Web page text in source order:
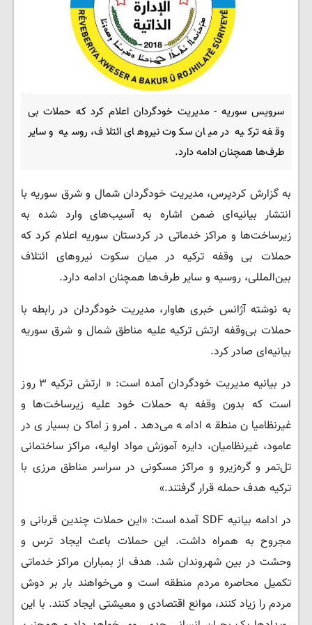
سرویس سوریه - مدیریت خودگردان اعلام کرد که حملات بی
وقفه ترکیه در میان سکوت نیروهای ائتلاف، روسیه و سایر
طرف‌ها همچنان ادامه دارد.
به گزارش کردپرس، مدیریت خودگردان شمال و شرق سوریه با
انتشار بیانیه‌ای ضمن اشاره به آسیب‌های وارد شده به
زیرساخت‌ها و مراکز خدماتی در کردستان سوریه اعلام کرد که
حملات بی وقفه ترکیه در میان سکوت نیروهای ائتلاف
بین‌المللی، روسیه و سایر طرف‌ها همچنان ادامه دارد.
به نوشته آژانس خبری هاوار، مدیریت خودگردان در رابطه با
حملات بی‌وقفه ارتش ترکیه علیه مناطق شمال و شرق سوریه
بیانیه‌ای صادر کرد.
در بیانیه مدیریت خودگردان آمده است: « ارتش ترکیه ۳ روز
است که بدون وقفه به حملات خود علیه زیرساخت‌ها و
غیرنظامیان منطقه ادامه می‌دهد. امروز اماکن بسیاری در
عامود، غیرنظامیان، دایره آموزش مواد اولیه، مراکز ساختمانی
تل‌تمر و گره‌زیرو و مراکز مسکونی در سراسر مناطق مرزی با
ترکیه هدف حمله قرار گرفتند.»
در ادامه بیانیه SDF آمده است: «این حملات چندین قربانی و
مجروح به همراه داشت. این حملات باعث ایجاد ترس و
وحشت در بین شهروندان شد. هدف از بمباران مراکز خدماتی
تکمیل محاصره مردم منطقه است و می‌خواهند بار بر دوش
مردم را زیاد کنند، موانع اقتصادی و معیشتی ایجاد کنند. با این